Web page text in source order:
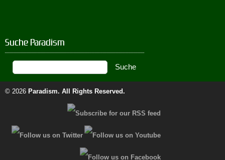
Suche Paradism
© 2026 Paradism. All Rights Reserved.